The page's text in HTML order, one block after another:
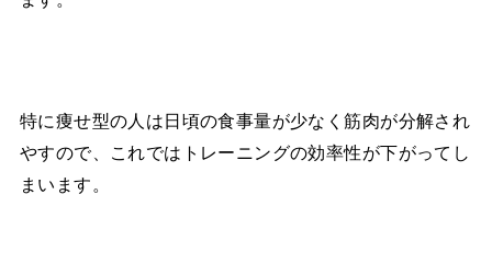
特に痩せ型の人は日頃の食事量が少なく筋肉が分解され
やすので、これではトレーニングの効率性が下がってし
まいます。